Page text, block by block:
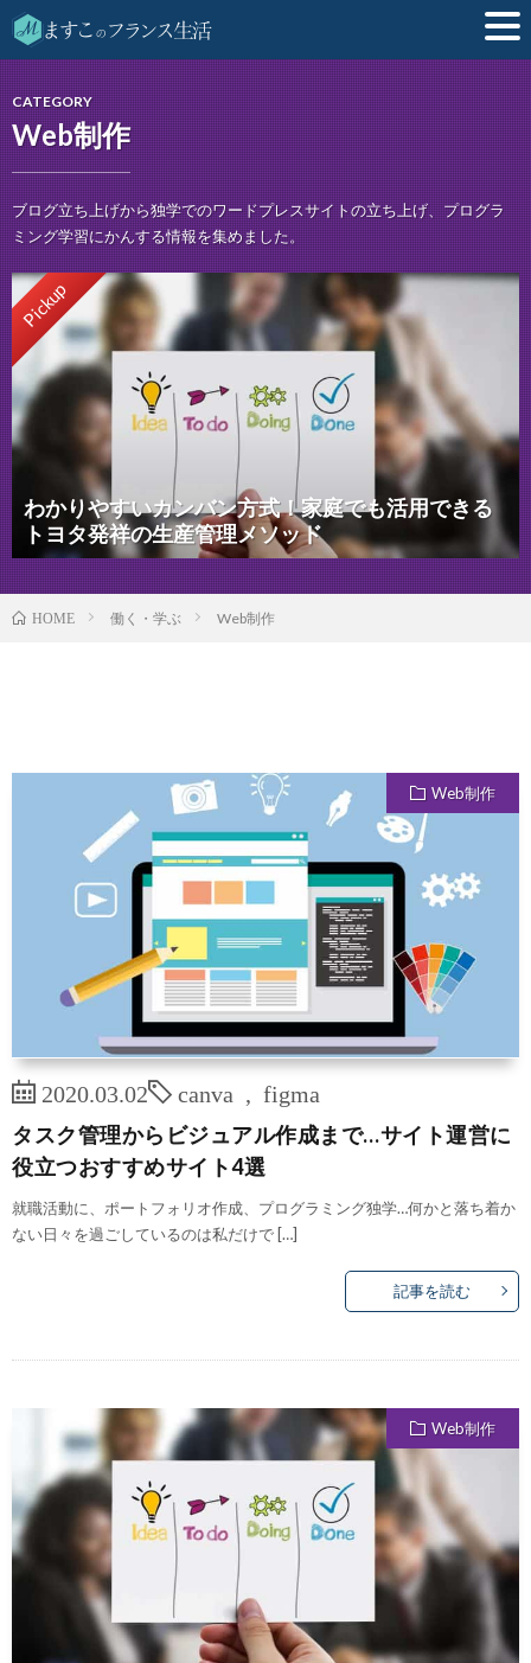
CATEGORY
Web制作
ブログ立ち上げから独学でのワードプレスサイトの立ち上げ、プログラ
ミング学習にかんする情報を集めました。
Pickup
わかりやすいカンバン方式！家庭でも活用できる
トヨタ発祥の生産管理メソッド
HOME 働く・学ぶ Web制作
Web制作
2020.03.02 canva figma
タスク管理からビジュアル作成まで…サイト運営に
役立つおすすめサイト4選
就職活動に、ポートフォリオ作成、プログラミング独学…何かと落ち着か
ない日々を過ごしているのは私だけで […]
記事を読む
Web制作